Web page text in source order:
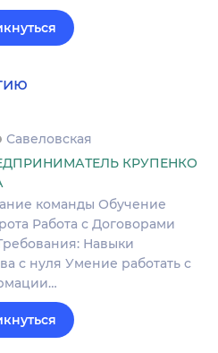
Савеловская
КРУПЕНКО
команды Обучение
Работа с Договорами
Навыки
с нуля Умение работать с